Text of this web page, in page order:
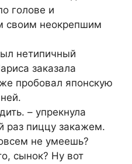
голове и
своим неокрепшим
нетипичный
заказала
пробовал японскую
– упрекнула
раз пиццу закажем.
не умеешь?
сынок? Ну вот